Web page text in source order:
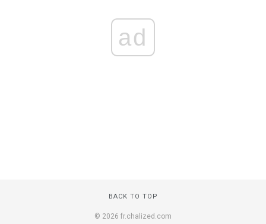
ad
BACK TO TOP
© 2026 fr.chalized.com